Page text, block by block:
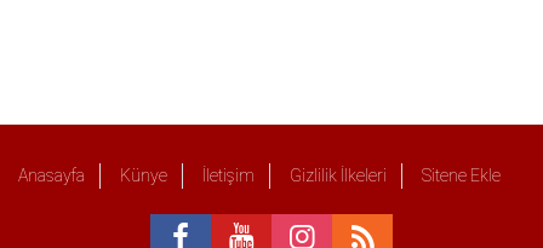
Anasayfa Künye İletişim Gizlilik İlkeleri Sitene Ekle